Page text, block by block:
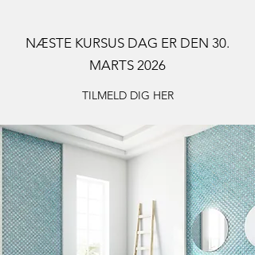
NÆSTE KURSUS DAG ER DEN 30.
MARTS 2026
TILMELD DIG HER